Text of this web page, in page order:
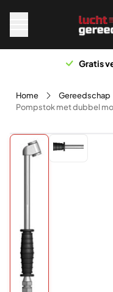
Gratis
Home Gereedschap
Pompstok met dubbel